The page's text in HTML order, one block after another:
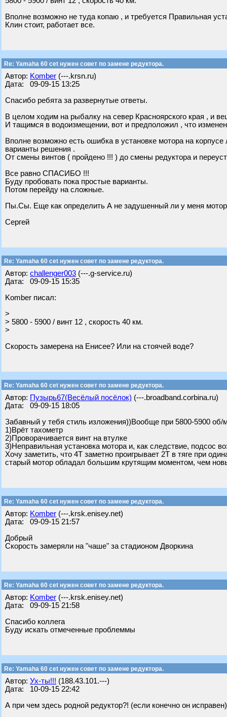
Вполне возможно не туда копаю , и требуется Правильная
Клин стоит, работает все.
Re: Yamaha 60 cet нужен совет по замене редуктора.
Автор: Komber (---.krsn.ru)
Дата: 09-09-15 13:25
Спасибо ребята за развернутые ответы.
В целом ходим на рыбалку на север Красноярского края , и
И тащимся в водоизмещении, вот и предположил , что
Вполне возможно есть ошибка в установке мотора на
варианты решения .
От смены винтов ( пройдено !!! ) до смены редуктора и
Все равно СПАСИБО !!!
Буду пробовать пока простые варианты.
Потом перейду на сложные.
Пы.Сы. Еще как определить А не задушенный ли у меня
Сергей
Re: Yamaha 60 cet нужен совет по замене редуктора.
Автор: challenger003 (---.g-service.ru)
Дата: 09-09-15 15:35
Komber писал:
>
> 5800 - 5900 / винт 12 , скорость 40 км.
>
Скорость замерена на Енисее? Или на стоячей воде?
Re: Yamaha 60 cet нужен совет по замене редуктора.
Автор: Пузырь67(Весёлый посёлок) (---.broadband.corbina.ru)
Дата: 09-09-15 18:05
Забавный у тебя стиль изложения))Вообще при 5800-5900
1)Врёт тахометр
2)Проворачивается винт на втулке
3)Неправильная установка мотора и, как следствие, подсос
Хочу заметить, что 4Т заметно проигрывает 2Т в тяге при
старый мотор обладал большим крутящим моментом, чем
Re: Yamaha 60 cet нужен совет по замене редуктора.
Автор: Komber (---.krsk.enisey.net)
Дата: 09-09-15 21:57
Добрый
Скорость замеряли на "чаше" за стадионом Дворкина
Re: Yamaha 60 cet нужен совет по замене редуктора.
Автор: Komber (---.krsk.enisey.net)
Дата: 09-09-15 21:58
Спасибо коллега
Буду искать отмеченные проблеммы
Re: Yamaha 60 cet нужен совет по замене редуктора.
Автор: Ух-ты!!! (188.43.101.---)
Дата: 10-09-15 22:42
А при чем здесь родной редуктор?! (если конечно он исправен)